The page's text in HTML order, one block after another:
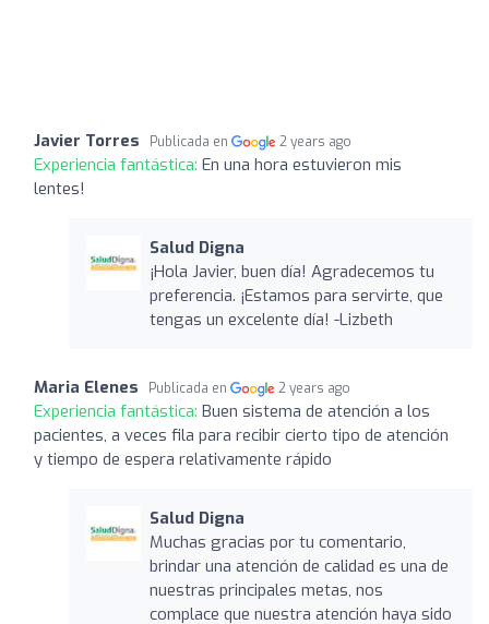
Javier Torres Publicada en 2 years ago
Experiencia fantástica: En una hora estuvieron mis
lentes!
Salud Digna
¡Hola Javier, buen día! Agradecemos tu
preferencia. ¡Estamos para servirte, que
tengas un excelente día! -Lizbeth
Maria Elenes Publicada en 2 years ago
Experiencia fantástica: Buen sistema de atención a los
pacientes, a veces fila para recibir cierto tipo de atención
y tiempo de espera relativamente rápido
Salud Digna
Muchas gracias por tu comentario,
brindar una atención de calidad es una de
nuestras principales metas, nos
complace que nuestra atención haya sido